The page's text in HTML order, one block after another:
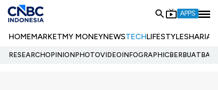
APPS
HOMEMARKETMY MONEYNEWSTECHLIFESTYLESHARIA
RESEARCHOPINIONPHOTOVIDEOINFOGRAPHIC